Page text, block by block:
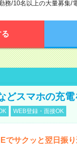
務/10名以上の大量募集/
どスマホの充電
WEB登録・面接OK
サクッと翌日振り